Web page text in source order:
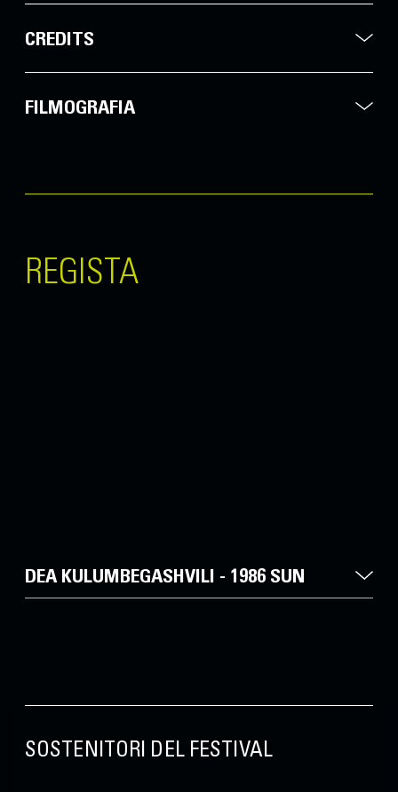
CREDITS
FILMOGRAFIA
REGISTA
DEA KULUMBEGASHVILI - 1986 SUN
SOSTENITORI DEL FESTIVAL